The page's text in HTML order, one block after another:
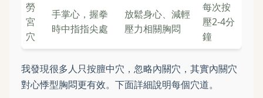
勞
宮
穴
手掌心，握拳
時中指指尖處
放鬆身心、減輕
壓力相關胸悶
每次按
壓2-4分
鐘
我發現很多人只按膻中穴，忽略內關穴，其實內關穴
對心悸型胸悶更有效。下面詳細說明每個穴道。